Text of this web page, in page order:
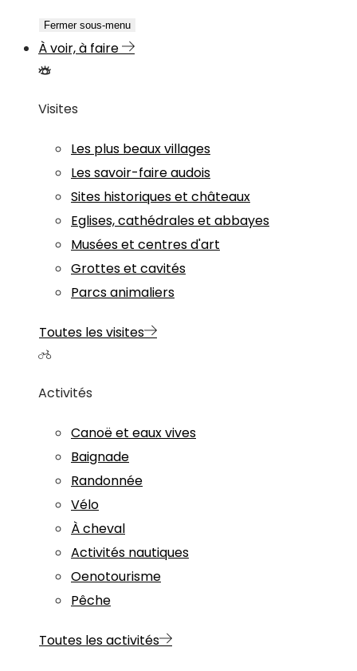
Fermer sous-menu
À voir, à faire
Visites
Les plus beaux villages
Les savoir-faire audois
Sites historiques et châteaux
Eglises, cathédrales et abbayes
Musées et centres d'art
Grottes et cavités
Parcs animaliers
Toutes les visites
Activités
Canoë et eaux vives
Baignade
Randonnée
Vélo
À cheval
Activités nautiques
Oenotourisme
Pêche
Toutes les activités